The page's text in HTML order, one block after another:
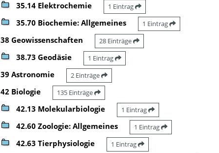
35.14 Elektrochemie 1 Eintrag
35.70 Biochemie: Allgemeines 1 Eintrag
38 Geowissenschaften 28 Einträge
38.73 Geodäsie 1 Eintrag
39 Astronomie 2 Einträge
42 Biologie 135 Einträge
42.13 Molekularbiologie 1 Eintrag
42.60 Zoologie: Allgemeines 1 Eintrag
42.63 Tierphysiologie 1 Eintrag